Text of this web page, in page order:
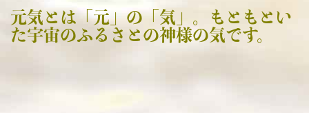
元気とは「元」の「気」。もともとい
た宇宙のふるさとの神様の気です。